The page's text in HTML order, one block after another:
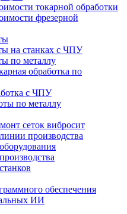
токарной обработки
фрезерной
на станках с ЧПУ
по металлу
обработка по
с ЧПУ
по металлу
сеток вибросит
производства
обеспечения
ИИ